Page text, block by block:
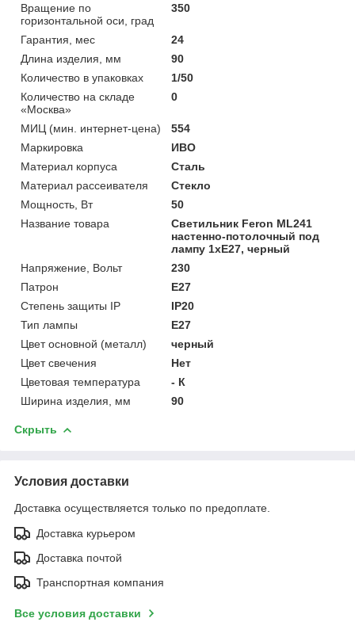
Вращение по
горизонтальной оси, град
350
Гарантия, мес
24
Длина изделия, мм
90
Количество в упаковках
1/50
Количество на складе
«Москва»
0
МИЦ (мин. интернет-цена)
554
Маркировка
ИВО
Материал корпуса
Сталь
Материал рассеивателя
Стекло
Мощность, Вт
50
Название товара
Светильник Feron ML241
настенно-потолочный под
лампу 1хE27, черный
Напряжение, Вольт
230
Патрон
E27
Степень защиты IP
IP20
Тип лампы
E27
Цвет основной (металл)
черный
Цвет свечения
Нет
Цветовая температура
- К
Ширина изделия, мм
90
Скрыть
Условия доставки
Доставка осуществляется только по предоплате.
Доставка курьером
Доставка почтой
Транспортная компания
Все условия доставки